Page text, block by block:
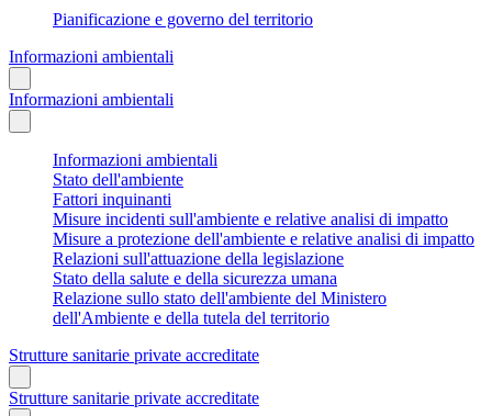
Pianificazione e governo del territorio
Informazioni ambientali
Informazioni ambientali
Informazioni ambientali
Stato dell'ambiente
Fattori inquinanti
Misure incidenti sull'ambiente e relative analisi di impatto
Misure a protezione dell'ambiente e relative analisi di impatto
Relazioni sull'attuazione della legislazione
Stato della salute e della sicurezza umana
Relazione sullo stato dell'ambiente del Ministero
dell'Ambiente e della tutela del territorio
Strutture sanitarie private accreditate
Strutture sanitarie private accreditate